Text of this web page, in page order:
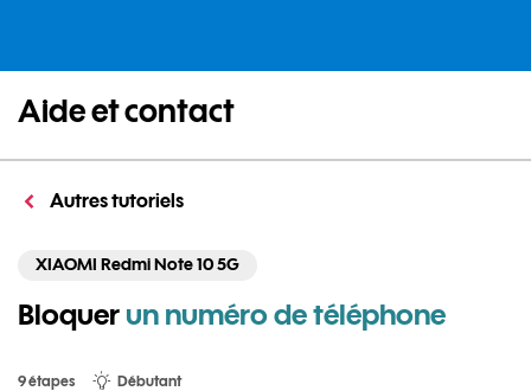
Aide et contact
Autres tutoriels
XIAOMI Redmi Note 10 5G
Bloquerun numéro de téléphone
9 étapes Débutant